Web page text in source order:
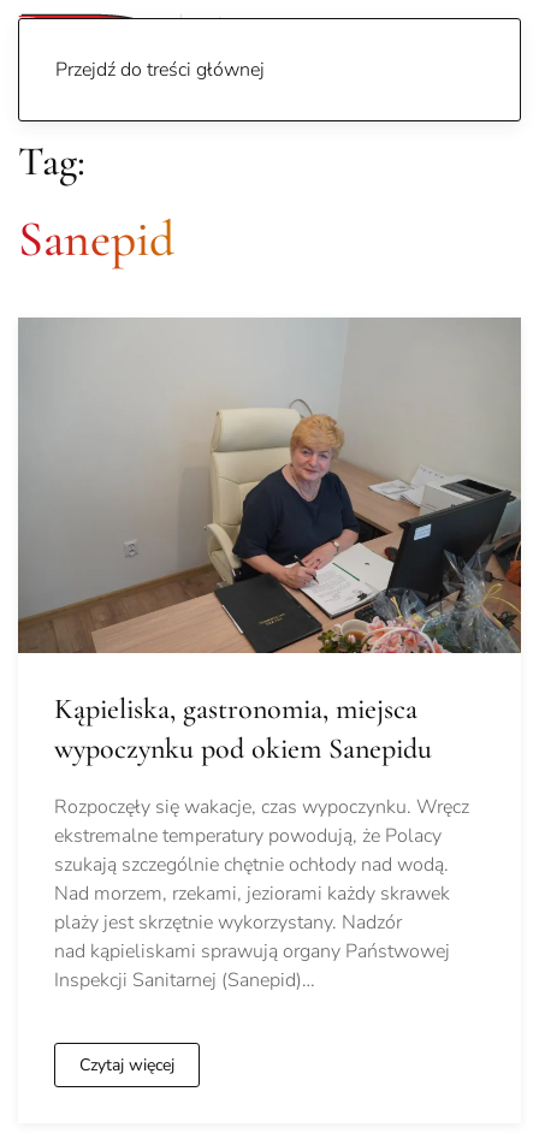
Przejdź do treści głównej
Tag:
Sanepid
Kąpieliska, gastronomia, miejsca
wypoczynku pod okiem Sanepidu
Rozpoczęły się wakacje, czas wypoczynku. Wręcz
ekstremalne temperatury powodują, że Polacy
szukają szczególnie chętnie ochłody nad wodą.
Nad morzem, rzekami, jeziorami każdy skrawek
plaży jest skrzętnie wykorzystany. Nadzór
nad kąpieliskami sprawują organy Państwowej
Inspekcji Sanitarnej (Sanepid)…
Czytaj więcej